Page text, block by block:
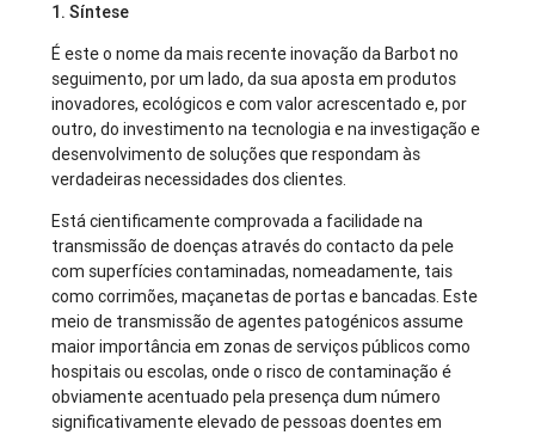
1. Síntese
É este o nome da mais recente inovação da Barbot no
seguimento, por um lado, da sua aposta em produtos
inovadores, ecológicos e com valor acrescentado e, por
outro, do investimento na tecnologia e na investigação e
desenvolvimento de soluções que respondam às
verdadeiras necessidades dos clientes.
Está cientificamente comprovada a facilidade na
transmissão de doenças através do contacto da pele
com superfícies contaminadas, nomeadamente, tais
como corrimões, maçanetas de portas e bancadas. Este
meio de transmissão de agentes patogénicos assume
maior importância em zonas de serviços públicos como
hospitais ou escolas, onde o risco de contaminação é
obviamente acentuado pela presença dum número
significativamente elevado de pessoas doentes em